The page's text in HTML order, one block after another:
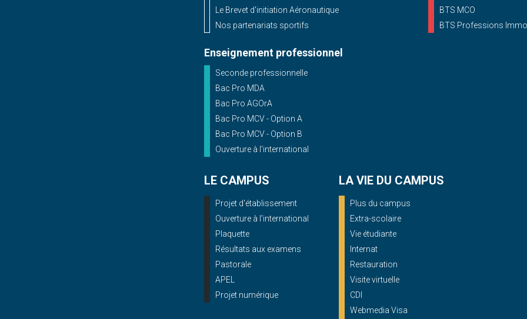
Le Brevet d'initiation Aéronautique
Nos partenariats sportifs
Enseignement professionnel
Seconde professionnelle
Bac Pro MDA
Bac Pro AGOrA
Bac Pro MCV - Option A
Bac Pro MCV - Option B
Ouverture à l'international
BTS MCO
BTS Professions
LE CAMPUS
Projet d'établissement
Ouverture à l'international
Plaquette
Résultats aux examens
Pastorale
APEL
Projet numérique
LA VIE DU CAMPUS
Plus du campus
Extra-scolaire
Vie étudiante
Internat
Restauration
Visite virtuelle
CDI
Webmedia Visa